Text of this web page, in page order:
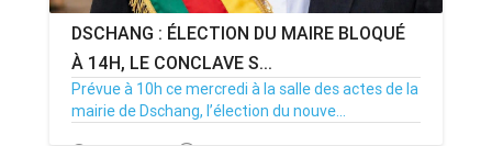
DSCHANG : ÉLECTION DU MAIRE BLOQUÉ
À 14H, LE CONCLAVE S...
Prévue à 10h ce mercredi à la salle des actes de la
mairie de Dschang, l’élection du nouve...